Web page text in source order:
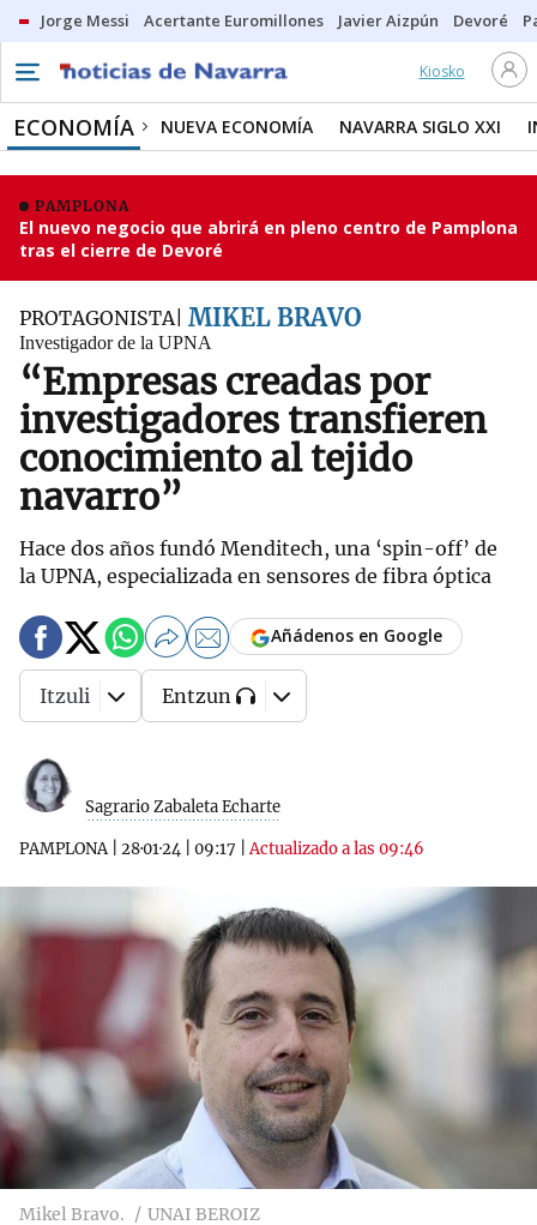
Jorge Messi Acertante Euromillones Javier Aizpún Devoré
Kiosko
ECONOMÍA NUEVA ECONOMÍA NAVARRA SIGLO XXI
PAMPLONA
El nuevo negocio que abrirá en pleno centro de Pamplona
tras el cierre de Devoré
PROTAGONISTA MIKEL BRAVO
Investigador de la UPNA
“Empresas creadas por
investigadores transfieren
conocimiento al tejido
navarro”
Hace dos años fundó Menditech, una ‘spin-off’ de
la UPNA, especializada en sensores de fibra óptica
Sagrario Zabaleta Echarte
PAMPLONA| 28·01·24 09:17 |Actualizado a las 09:46
Añádenos en Google
Itzuli Entzun
Mikel Bravo. UNAI BEROIZ